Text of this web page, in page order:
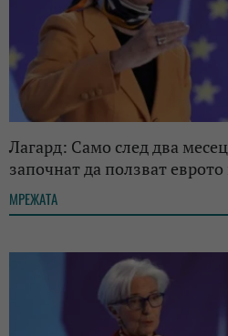
Лагард: Само след два
започнат да ползват
МРЕЖАТА